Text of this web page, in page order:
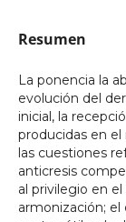
Resumen
La ponencia la
evolución del
inicial, la
producidas en
las cuestiones
anticresis
al privilegio en
armonización;